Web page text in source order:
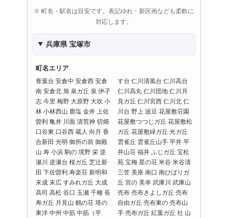
※ 町名・駅名は目安です。表記ゆれ・新区画なども柔軟に
対応します。
兵庫県 宝塚市
町名エリア
青葉台 安倉中 安倉西 安倉
南 安倉北 旭 泉ガ丘 泉 伊孑
志 今里 梅野 大原野 大吹 小
林 小林西山 鹿塩 金井 上佐
曽利 亀井 川面 清荒神 切畑
口谷東 口谷西 蔵人 向月 香
合新田 光明 御所の前 御殿
山 寿 小浜 駒の 境野 栄 逆
瀬川 逆瀬台 桜ガ丘 芝辻新
田 下佐曽利 寿楽荘 新明和
末成 末広 すみれガ丘 大成
高司 高松 谷口 玉瀬 千種 長
寿ガ丘 月見山 鶴の荘 塔の
東洋 中州 中筋 中筋（平
す台 仁川清風台 仁川高台
仁川高丸 仁川団地 仁川月
見ガ丘 仁川宮西 仁川北 仁
川台 野上 波豆 花屋敷荘園
花屋敷つつじガ丘 花屋敷松
ガ丘 花屋敷緑ガ丘 光ガ丘
雲雀丘 雲雀丘山手 平井 平
井山荘 福井 ふじガ丘 宝松
苑 宝梅 星の荘 米谷 米谷清
三笠 美座 南口 南ひばりガ
丘 宮の 美幸 武庫川 武庫山
売布 売布きよしガ丘 売布
自由ガ丘 売布東の 売布山
手 売布ガ丘 紅葉ガ丘 社 山